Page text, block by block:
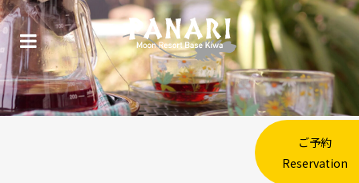
ご予約
Reservation